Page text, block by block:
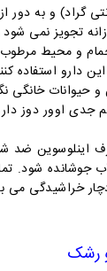
تجویز نمی
و محیط
دارو استفاده
حیوانات خانگی
جدی اوور
اینلوسوین ضد
جوشانده شود.
خراشیدگی می
رشک